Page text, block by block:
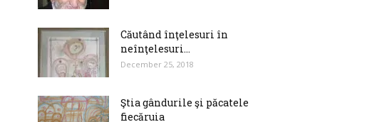
Căutând înţelesuri în
neînţelesuri…
December 25, 2018
Ştia gândurile şi păcatele
fiecăruia